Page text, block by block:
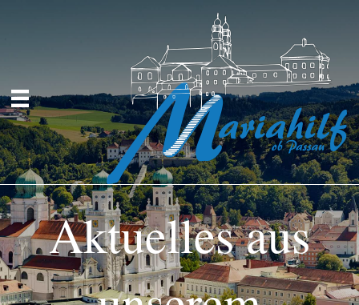
Aktuelles aus